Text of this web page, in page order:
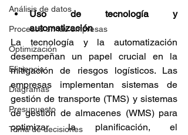
Análisis de datos
Procesos en las empresas
Optimización
Eficiencia
Diagramas
Presupuesto
Toma de decisiones
Uso de tecnología y
automatización
La tecnología y la automatización
desempeñan un papel crucial en la
mitigación de riesgos logísticos. Las
empresas implementan sistemas de
gestión de transporte (TMS) y sistemas
de gestión de almacenes (WMS) para
optimizar la planificación, el